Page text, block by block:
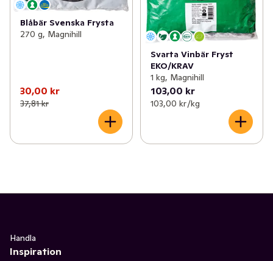
Blåbär Svenska Frysta
270 g, Magnihill
30,00 kr
37,81 kr
Svarta Vinbär Fryst
EKO/KRAV
1 kg, Magnihill
103,00 kr
103,00 kr /kg
Handla
Inspiration